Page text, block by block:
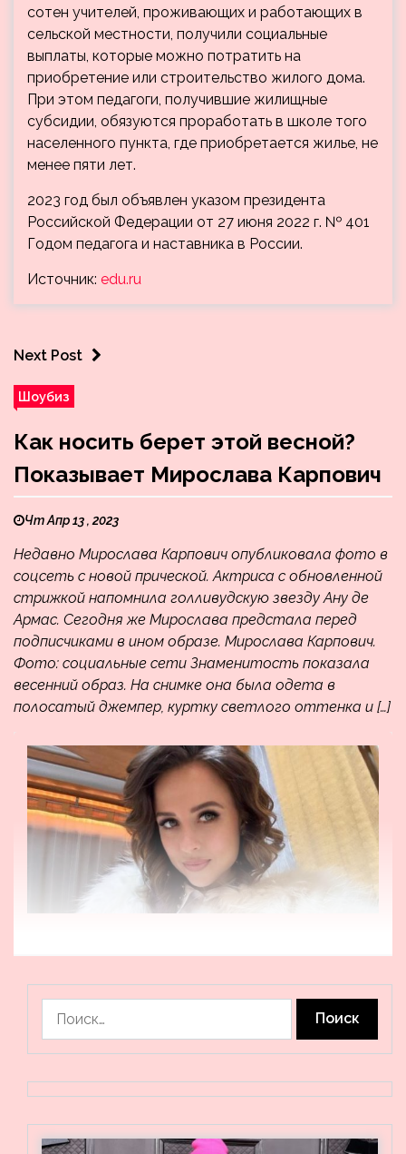
сотен учителей, проживающих и работающих в
сельской местности, получили социальные
выплаты, которые можно потратить на
приобретение или строительство жилого дома.
При этом педагоги, получившие жилищные
субсидии, обязуются проработать в школе того
населенного пункта, где приобретается жилье, не
менее пяти лет.
2023 год был объявлен указом президента
Российской Федерации от 27 июня 2022 г. № 401
Годом педагога и наставника в России.
Источник: edu.ru
Next Post
Шоубиз
Как носить берет этой весной?
Показывает Мирослава Карпович
Чт Апр 13 , 2023
Недавно Мирослава Карпович опубликовала фото в
соцсеть с новой прической. Актриса с обновленной
стрижкой напомнила голливудскую звезду Ану де
Армас. Сегодня же Мирослава предстала перед
подписчиками в ином образе. Мирослава Карпович.
Фото: социальные сети Знаменитость показала
весенний образ. На снимке она была одета в
полосатый джемпер, куртку светлого оттенка и […]